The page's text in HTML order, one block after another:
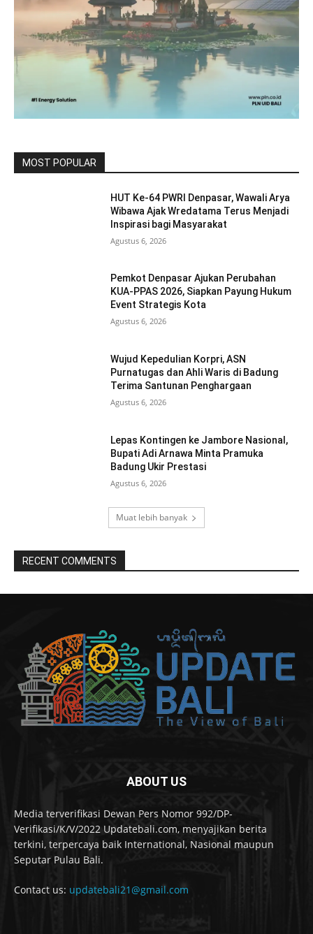
MOST POPULAR
HUT Ke-64 PWRI Denpasar, Wawali Arya
Wibawa Ajak Wredatama Terus Menjadi
Inspirasi bagi Masyarakat
Agustus 6, 2026
Pemkot Denpasar Ajukan Perubahan
KUA-PPAS 2026, Siapkan Payung Hukum
Event Strategis Kota
Agustus 6, 2026
Wujud Kepedulian Korpri, ASN
Purnatugas dan Ahli Waris di Badung
Terima Santunan Penghargaan
Agustus 6, 2026
Lepas Kontingen ke Jambore Nasional,
Bupati Adi Arnawa Minta Pramuka
Badung Ukir Prestasi
Agustus 6, 2026
Muat lebih banyak
RECENT COMMENTS
ABOUT US
Media terverifikasi Dewan Pers Nomor 992/DP-
Verifikasi/K/V/2022 Updatebali.com, menyajikan berita
terkini, terpercaya baik International, Nasional maupun
Seputar Pulau Bali.
Contact us: updatebali21@gmail.com